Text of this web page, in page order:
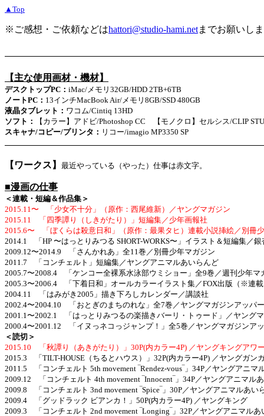
▲Top
※ご感想・ご依頼などはhattori@studio-hami.netまでお願いし
【主な使用画材・機材】
デスクトップPC： iMac/メモリ32GB/HDD 2TB+6TB
ノートPC： 13インチMacBook Air/メモリ8GB/SSD 480GB
液晶タブレット： ワコム/Cintiq 13HD
ソフト：
【カラー】アドビ/Photoshop CC 【モノクロ】セルシス/CLIP
スキャナ/コピー/プリンタ： リコー/imagio MP3350 SP
【ワークス】 最近やっている（やった）仕事は赤文字。
■漫画の仕事
＜連載・短編＆作品集＞
2015.11〜 「少女不十分」（原作：西尾維新）／ヤングマガジン
2015.11 「四季譚り（しきがたり）」短編集／少年画報社
2015.6〜 「ぼくらは殺意日和」（原作：最果タヒ）連載小説挿絵／別冊
2014.1 「HP 〜はっとりみつる SHORT-WORKS〜」イラスト＆短編集／銀
2009.12〜2014.9 「さんかれあ」全11巻／別冊少年マガジン
2011.7 「コンチェルト」短編集／ヤングアニマルあいらんど
2005.7〜2008.4 「ケンコー全裸系水泳部ウミショー」全9巻／週刊少年マ
2005.3〜2006.4 「下着日和」オールカラーイラスト集／FOX出版（※連
2004.11 「はみがき2005」描き下ろしカレンダー／講談社
2002.4〜2004.10 「おとぎのまちのれな」全7巻／ヤングマガジンアッパ
2001.1〜2002.1 「はっとりみつるの楽描きバーリ・トゥード」／ヤング
2000.4〜2001.12 「イヌっネコっジャンプ！」全5巻／ヤングマガジンア
＜読切＞
2015.10 「秋譚り（あきがたり）」30P(内カラー4P) ／ヤングキングアワ
2015.3 「TILT-HOUSE（ちるとハウス）」32P(内カラー4P) ／ヤングガン
2011.5 「コンチェルト 5th movement ‾Rendez-vous‾」34P／ヤングアニマ
2009.12 「コンチェルト 4th movement ‾Innocent‾」34P／ヤングアニマル
2009.8 「コンチェルト 3nd movement ‾Spice‾」30P／ヤングアニマルあい
2009.4 「グッドラック ビアンカ！」50P(内カラー4P) ／ヤングキング
2009.3 「コンチェルト 2nd movement ‾Longing‾」32P／ヤングアニマルあ